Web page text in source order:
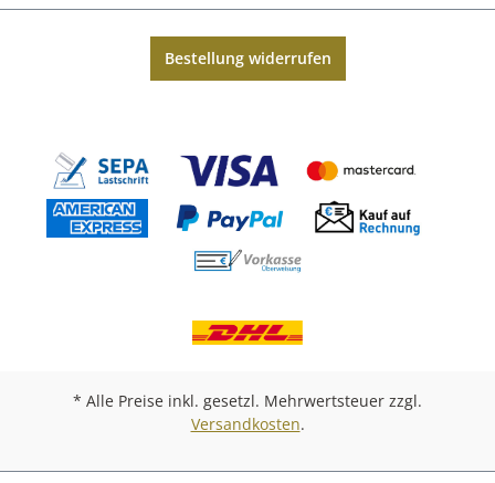
Bestellung widerrufen
* Alle Preise inkl. gesetzl. Mehrwertsteuer zzgl.
Versandkosten.